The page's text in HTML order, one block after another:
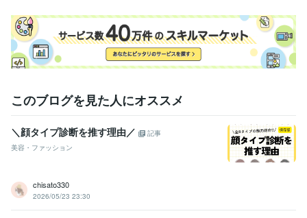
窪田理容美容専門学校 2004年3月 ~ 2006年2月
このブログを見た人にオススメ
＼顔タイプ診断を推す理由／
記事
美容・ファッション
chisato330
2026/05/23 23:30